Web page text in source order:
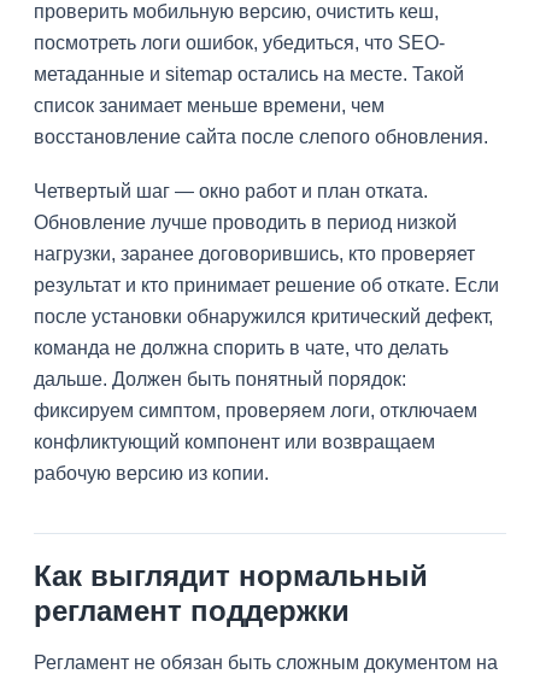
проверить мобильную версию, очистить кеш,
посмотреть логи ошибок, убедиться, что SEO-
метаданные и sitemap остались на месте. Такой
список занимает меньше времени, чем
восстановление сайта после слепого обновления.
Четвертый шаг — окно работ и план отката.
Обновление лучше проводить в период низкой
нагрузки, заранее договорившись, кто проверяет
результат и кто принимает решение об откате. Если
после установки обнаружился критический дефект,
команда не должна спорить в чате, что делать
дальше. Должен быть понятный порядок:
фиксируем симптом, проверяем логи, отключаем
конфликтующий компонент или возвращаем
рабочую версию из копии.
Как выглядит нормальный
регламент поддержки
Регламент не обязан быть сложным документом на